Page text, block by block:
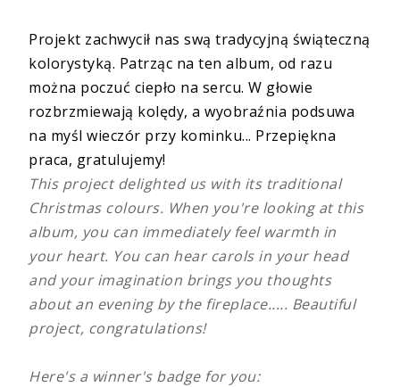
Projekt zachwycił nas swą tradycyjną świąteczną
kolorystyką. Patrząc na ten album, od razu
można poczuć ciepło na sercu. W głowie
rozbrzmiewają kolędy, a wyobraźnia podsuwa
na myśl wieczór przy kominku... Przepiękna
praca, gratulujemy!
This project delighted us with its traditional
Christmas colours. When you're looking at this
album, you can immediately feel warmth in
your heart. You can hear carols in your head
and your imagination brings you thoughts
about an evening by the fireplace..... Beautiful
project, congratulations!
Here's a winner's badge for you: